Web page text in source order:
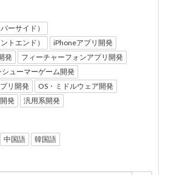
ーサイド）
トエンド）
iPhoneアプリ開発
発
フィーチャーフォンアプリ開発
シューマーゲーム開発
リ開発
OS・ミドルウェア開発
発
汎用系開発
中国語 韓国語